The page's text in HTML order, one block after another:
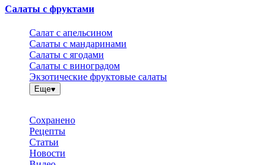
Салаты с фруктами
Салат с апельсином
Салаты с мандаринами
Салаты с ягодами
Салаты с виноградом
Экзотические фруктовые салаты
Еще
Сохранено
Рецепты
Статьи
Новости